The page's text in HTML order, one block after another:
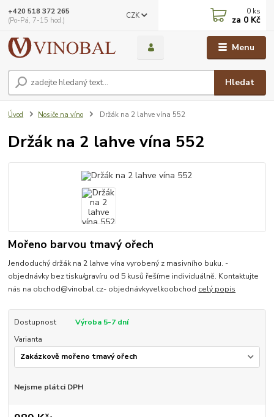
Menu
CZK
Hledat
+420 518 372 265
(Po-Pá, 7-15 hod.)
0 ks
za 0 Kč
Úvod Nosiče na víno Držák na 2 lahve vína 552
Držák na 2 lahve vína 552
Mořeno barvou tmavý ořech
Jendoduchý držák na 2 lahve vína vyrobený z masivního buku. -
objednávky bez tisku/gravíru od 5 kusů řešíme individuálně. Kontaktujte
nás na obchod@vinobal.cz- objednávkyvelkoobchod celý popis
Dostupnost
Výroba 5-7 dní
Varianta
Nejsme plátci DPH